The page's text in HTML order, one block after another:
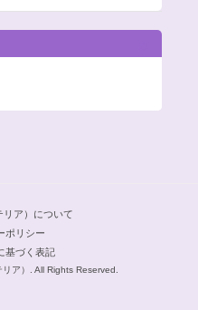
リア）について
ポリシー
基づく表記
ア）. All Rights Reserved.